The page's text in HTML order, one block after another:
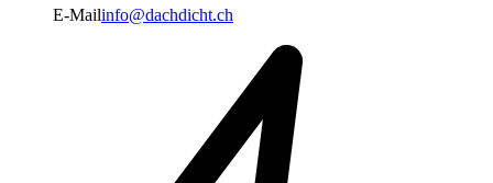
E-Mailinfo@dachdicht.ch